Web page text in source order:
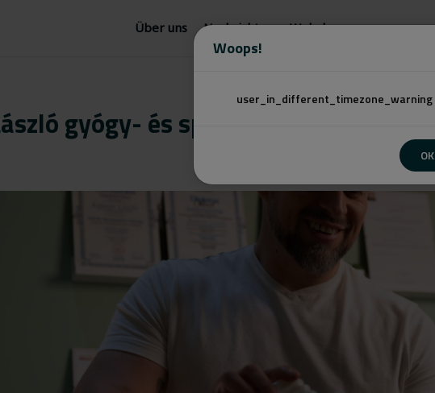
Woops!
user_in_different_timezone_warning
OK
Über uns Nachrichten Webshop
gyógy- és sportmasszőr